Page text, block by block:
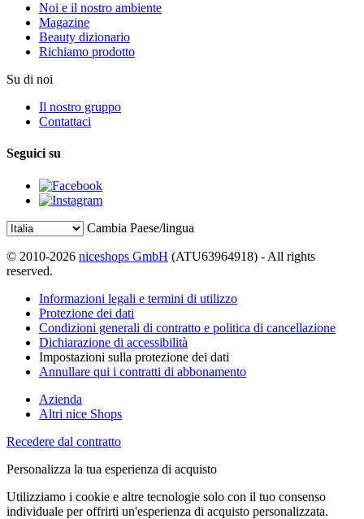
Noi e il nostro ambiente
Magazine
Beauty dizionario
Richiamo prodotto
Su di noi
Il nostro gruppo
Contattaci
Seguici su
Cambia Paese/lingua
© 2010-2026 niceshops GmbH (ATU63964918) - All rights
reserved.
Informazioni legali e termini di utilizzo
Protezione dei dati
Condizioni generali di contratto e politica di cancellazione
Dichiarazione di accessibilità
Impostazioni sulla protezione dei dati
Annullare qui i contratti di abbonamento
Azienda
Altri nice Shops
Recedere dal contratto
Personalizza la tua esperienza di acquisto
Utilizziamo i cookie e altre tecnologie solo con il tuo consenso
individuale per offrirti un'esperienza di acquisto personalizzata.